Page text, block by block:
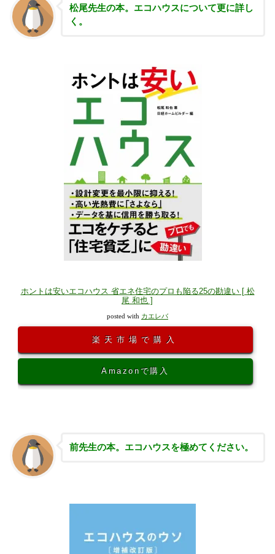
松尾先生の本。エコハウスについて更に詳し
く。
ホントは安いエコハウス 省エネ住宅のプロも陥る25の勘違い [ 松
尾 和也 ]
posted with カエレバ
楽天市場で購入
Amazonで購入
前先生の本。エコハウスを極めてください。